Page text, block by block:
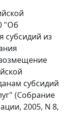
"Об
субсидий из
субсидий
(Собрание
2005, N 8,